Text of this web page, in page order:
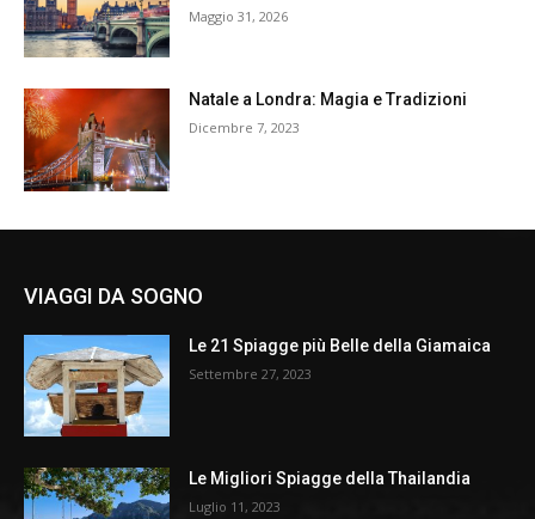
Maggio 31, 2026
Natale a Londra: Magia e Tradizioni
Dicembre 7, 2023
VIAGGI DA SOGNO
Le 21 Spiagge più Belle della Giamaica
Settembre 27, 2023
Le Migliori Spiagge della Thailandia
Luglio 11, 2023